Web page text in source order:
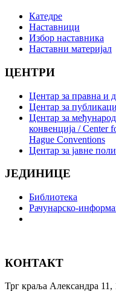
Катедре
Наставници
Избор наставника
Наставни материјал
ЦЕНТРИ
Центар за правна и
Центар за
Центар за
конвенција / Center
Hague Conventions
Центар за јавне
ЈЕДИНИЦЕ
Библиотека
Рачунарско-
КОНТАКТ
Трг краља Александра